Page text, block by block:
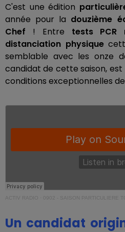
C'est une édition
année pour la douzième
Chef ! Entre tests PCR
distanciation physique
semblable avec les onze
candidat de cette saison, est
conditions exceptionnelles
ACTIV RADIO 0902 - SAISON PARTICULIERE
Un candidat